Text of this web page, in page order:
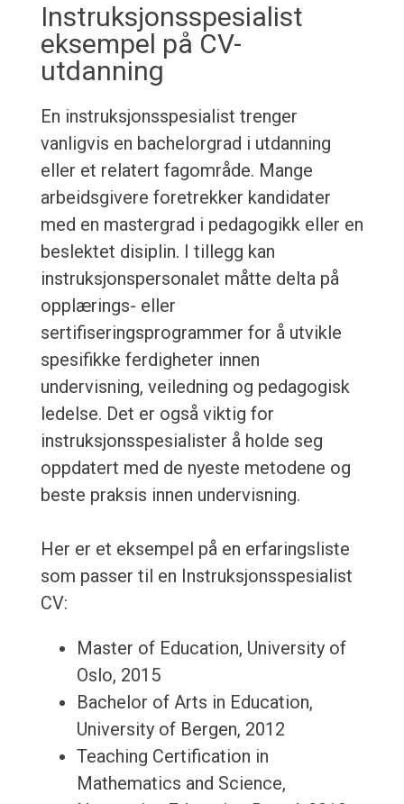
Instruksjonsspesialist
eksempel på CV-
utdanning
En instruksjonsspesialist trenger
vanligvis en bachelorgrad i utdanning
eller et relatert fagområde. Mange
arbeidsgivere foretrekker kandidater
med en mastergrad i pedagogikk eller en
beslektet disiplin. I tillegg kan
instruksjonspersonalet måtte delta på
opplærings- eller
sertifiseringsprogrammer for å utvikle
spesifikke ferdigheter innen
undervisning, veiledning og pedagogisk
ledelse. Det er også viktig for
instruksjonsspesialister å holde seg
oppdatert med de nyeste metodene og
beste praksis innen undervisning.
Her er et eksempel på en erfaringsliste
som passer til en Instruksjonsspesialist
CV:
Master of Education, University of
Oslo, 2015
Bachelor of Arts in Education,
University of Bergen, 2012
Teaching Certification in
Mathematics and Science,